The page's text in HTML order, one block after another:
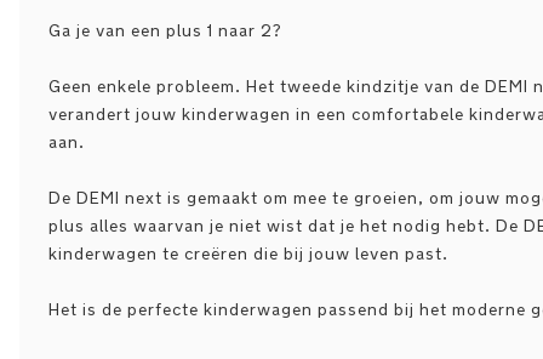
Ga je van een plus 1 naar 2?
Geen enkele probleem. Het tweede kindzitje van de
verandert jouw kinderwagen in een comfortabele
aan.
De DEMI next is gemaakt om mee te groeien, om jouw
plus alles waarvan je niet wist dat je het nodig hebt. De
kinderwagen te creëren die bij jouw leven past.
Het is de perfecte kinderwagen passend bij het moderne